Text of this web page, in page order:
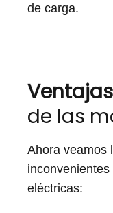
de carga.
Ventajas
de las
Ahora veamos
eléctricas: